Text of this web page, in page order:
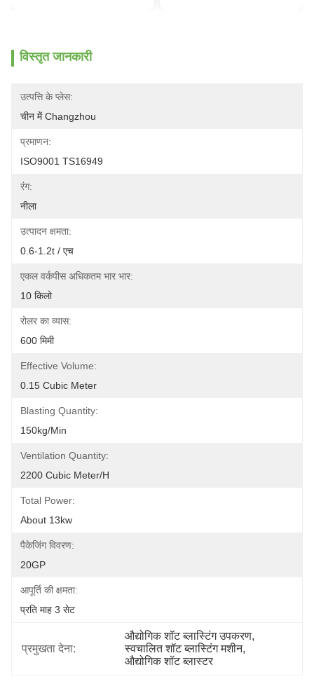
विस्तृत जानकारी
उत्पत्ति के प्लेस:
चीन में Changzhou
प्रमाणन:
ISO9001 TS16949
रंग:
नीला
उत्पादन क्षमता:
0.6-1.2t / एच
एकल वर्कपीस अधिकतम भार भार:
10 किलो
रोलर का व्यास:
600 मिमी
Effective Volume:
0.15 Cubic Meter
Blasting Quantity:
150kg/min
Ventilation Quantity:
2200 Cubic Meter/h
Total Power:
About 13kw
पैकेजिंग विवरण:
20GP
आपूर्ति की क्षमता:
प्रति माह 3 सेट
प्रमुखता देना:
औद्योगिक शॉट ब्लास्टिंग उपकरण,
स्वचालित शॉट ब्लास्टिंग मशीन,
औद्योगिक शॉट ब्लास्टर